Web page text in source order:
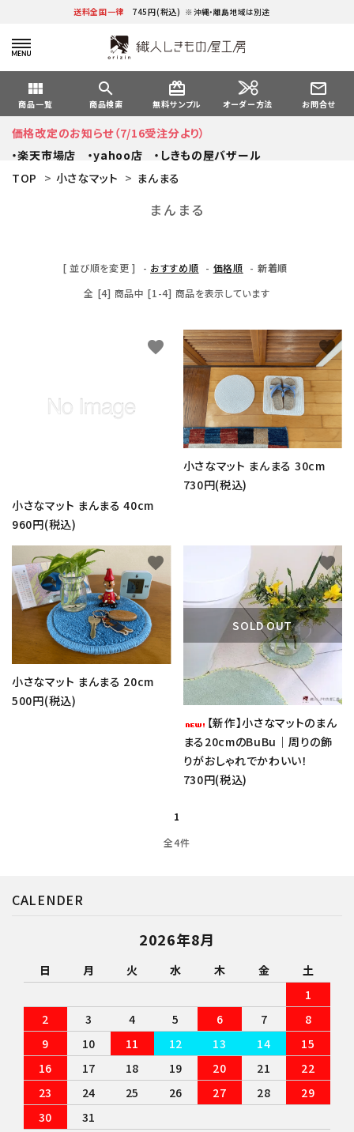
送料全国一律 745円(税込) ※沖縄・離島地域は別途
view_module
商品一覧
search
商品検索
card_giftcard
無料サンプル オーダー方法
mail_outline
お問合せ
価格改定のお知らせ（7/16受注分より）
・楽天市場店
・yahoo店
・しきもの屋バザール
TOP > 小さなマット > まんまる
まんまる
[ 並び順を変更 ] - おすすめ順 - 価格順 - 新着順
全 [4] 商品中 [1-4] 商品を表示しています
小さなマット まんまる 40cm
960円(税込)
favorite
小さなマット まんまる 30cm
730円(税込)
favorite
小さなマット まんまる 20cm
500円(税込)
favorite
SOLD OUT
【新作】小さなマットのまん
まる20cmのBuBu｜周りの飾
りがおしゃれでかわいい！
730円(税込)
favorite
1
全4件
検索する
CALENDER
2026年8月
日 月 火 水 木 金
土
1
2
3 4 5 6 7
8
9
10 11 12 13 14
15
16
17 18 19 20 21
22
23
24 25 26 27 28
29
30
31